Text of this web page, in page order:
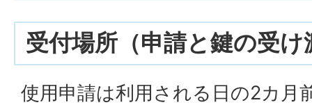
受付場所（申請と鍵の受け
使用申請は利用される日の2カ月